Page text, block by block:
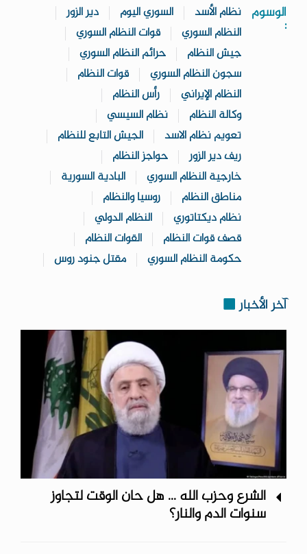
الوسوم
:
نظام الأسد السوري اليوم
دير الزور
النظام السوري
قوات النظام السوري
جيش النظام
حرائم النظام السوري
سجون النظام السوري
قوات النظام
النظام الإيراني
رأس النظام
وكالة النظام
نظام السيسي
تعويم نظام الاسد
الجيش التابع للنظام
ريف دير الزور
حواجز النظام
خارجية النظام السوري
البادية السورية
مناطق النظام
روسيا والنظام
نظام ديكتاتوري
النظام الدولي
قصف قوات النظام
القوات النظام
حكومة النظام السوري
مقتل جنود روس
آخر الأخبار
الشرع وحزب الله ... هل حان الوقت لتجاوز
سنوات الدم والنار؟